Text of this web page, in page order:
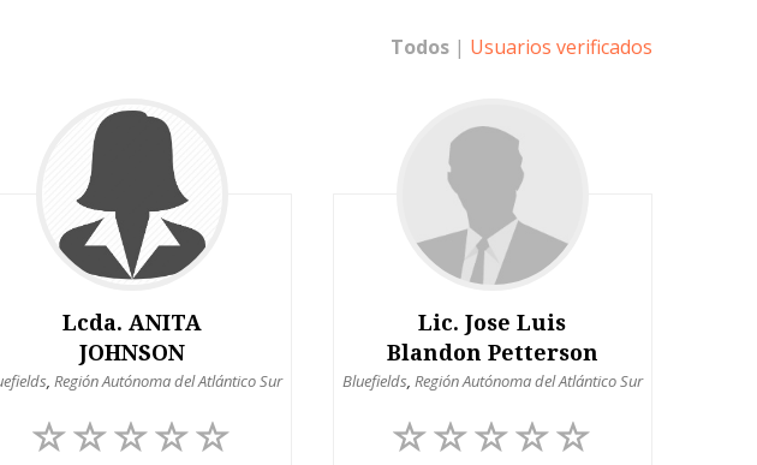
Todos| Usuarios verificados
Lcda. ANITA
JOHNSON
, Región Autónoma del Atlántico Sur
Lic. Jose Luis
Blandon Petterson
Bluefields, Región Autónoma del Atlántico Sur